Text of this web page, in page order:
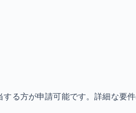
する方が申請可能です。詳細な要